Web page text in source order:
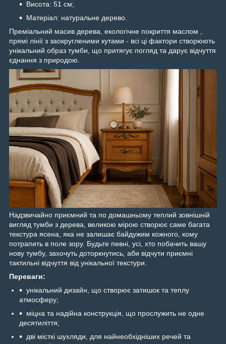
Висота: 51 см;
Матеріал: натуральне дерево.
Преміальний масив дерева, екологічне покриття маслом ,
прямі лінії з заокругленими кутами - всі ці фактори створюють
унікальний образ тумби, що притягує погляд та дарує відчуття
єднання з природою.
Надзвичайно приємний та по домашньому теплий зовнішній
вигляд тумби з дерева, великою мірою створює саме багата
текстура ясена, яка не залишає байдужим кожного, кому
потрапить в поле зору. Будьте певні, усі, хто побачить вашу
нову тумбу, захочуть доторкнутись, аби відчути приємні
тактильні відчуття від унікальної текстури.
Переваги:
унікальний дизайн, що створює затишок та теплу
атмосферу;
міцна та надійна конструкція, що прослужить не одне
десятиліття;
дві місткі шухляди, для найнеобхідніших речей та